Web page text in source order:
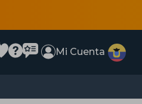
Mi Cuenta